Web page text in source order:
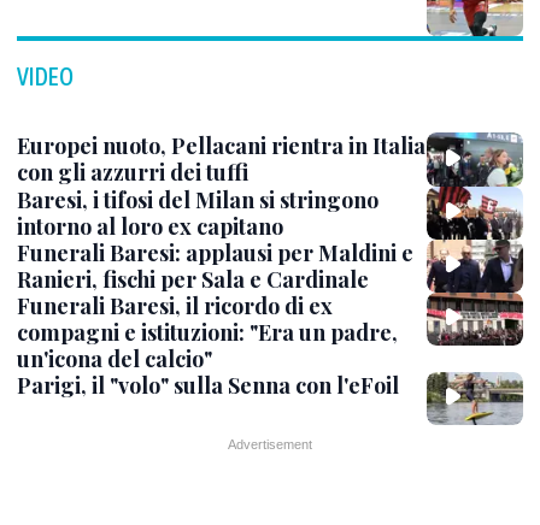
VIDEO
Europei nuoto, Pellacani rientra in Italia
con gli azzurri dei tuffi
Baresi, i tifosi del Milan si stringono
intorno al loro ex capitano
Funerali Baresi: applausi per Maldini e
Ranieri, fischi per Sala e Cardinale
Funerali Baresi, il ricordo di ex
compagni e istituzioni: "Era un padre,
un'icona del calcio"
Parigi, il "volo" sulla Senna con l'eFoil